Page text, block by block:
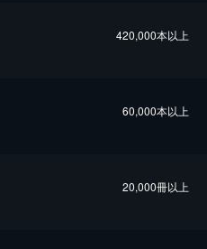
420,000本以上
60,000本以上
20,000冊以上